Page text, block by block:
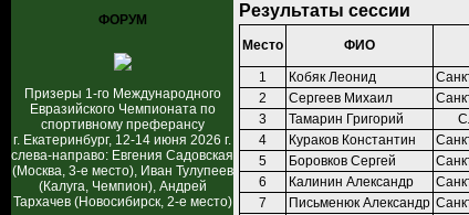
ФОРУМ
Призеры 1-го Международного
Евразийского Чемпионата по
спортивному преферансу
г. Екатеринбург, 12-14 июня 2026 г.
слева-направо: Евгения Садовская
(Москва, 3-е место), Иван Тулупеев
(Калуга, Чемпион), Андрей
Тархачев (Новосибирск, 2-е место)
Результаты сессии
Место ФИО
1
Кобяк Леонид
2
Сергеев Михаил
3
Тамарин Григорий
4
Кураков Константин
5
Боровков Сергей
6
Калинин Александр
7
Письменюк Александр